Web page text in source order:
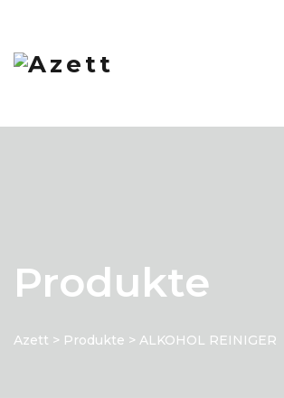
Produkte
Azett > Produkte > ALKOHOL REINIGER